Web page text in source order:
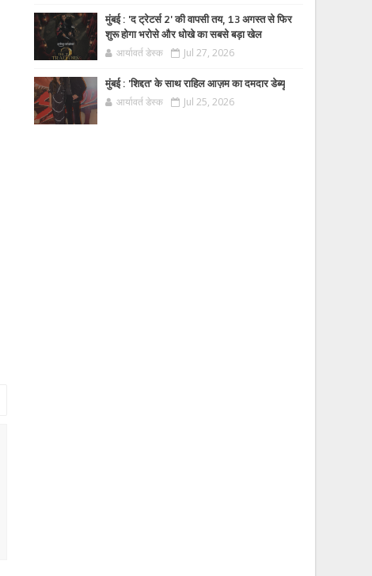
मुंबई : 'द ट्रेटर्स 2' की वापसी तय, 13 अगस्त से फिर
शुरू होगा भरोसे और धोखे का सबसे बड़ा खेल
आर्यावर्त डेस्क Jul 27, 2026
मुंबई : 'शिद्दत' के साथ राहिल आज़म का दमदार डेब्यू
आर्यावर्त डेस्क Jul 25, 2026